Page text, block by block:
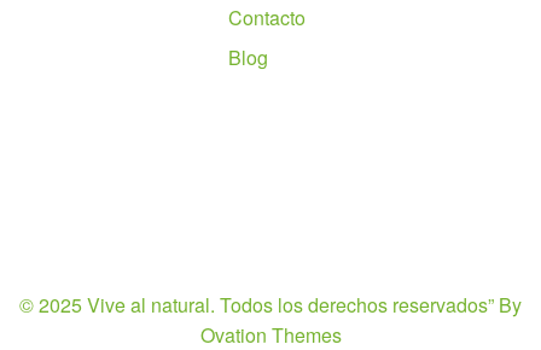
Contacto
Blog
© 2025 Vive al natural. Todos los derechos reservados” By
Ovation Themes